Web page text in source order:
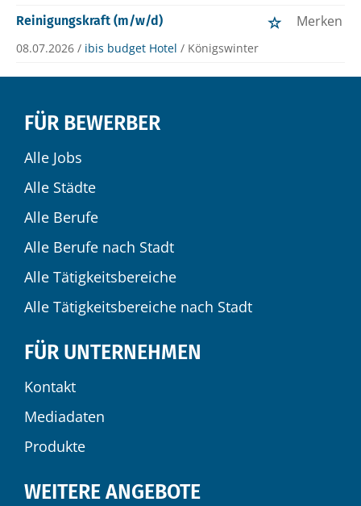
Reinigungskraft (m/w/d)
Merken
08.07.2026 / ibis budget Hotel / Königswinter
FÜR BEWERBER
Alle Jobs
Alle Städte
Alle Berufe
Alle Berufe nach Stadt
Alle Tätigkeitsbereiche
Alle Tätigkeitsbereiche nach Stadt
FÜR UNTERNEHMEN
Kontakt
Mediadaten
Produkte
WEITERE ANGEBOTE